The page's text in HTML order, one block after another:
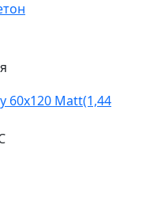
60x120 Matt(1,44